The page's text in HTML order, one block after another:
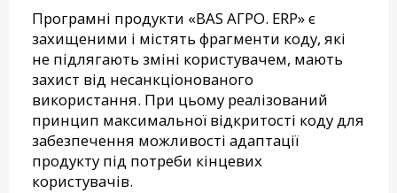
Програмні продукти «BAS АГРО. ERP» є
захищеними і містять фрагменти коду, які
не підлягають зміні користувачем, мають
захист від несанкціонованого
використання. При цьому реалізований
принцип максимальної відкритості коду для
забезпечення можливості адаптації
продукту під потреби кінцевих
користувачів.